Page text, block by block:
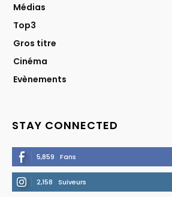
Médias
Top3
Gros titre
Cinéma
Evènements
STAY CONNECTED
5,859 Fans
2,158 Suiveurs